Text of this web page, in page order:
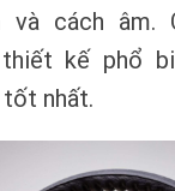
cách âm.
thiết kế phổ
nhất.